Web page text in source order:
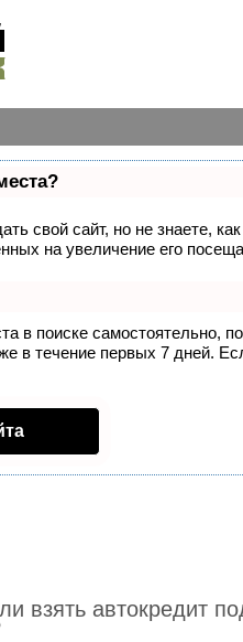
свой сайт, но не знаете,
на увеличение его
в поиске самостоятельно,
в течение первых 7 дней.
взять автокредит